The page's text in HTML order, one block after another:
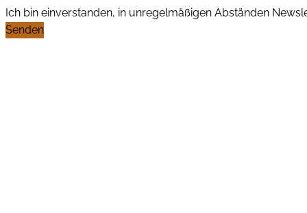
Ich bin einverstanden, in unregelmäßigen Abständen
Senden